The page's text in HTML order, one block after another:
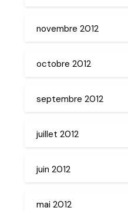
novembre 2012
octobre 2012
septembre 2012
juillet 2012
juin 2012
mai 2012